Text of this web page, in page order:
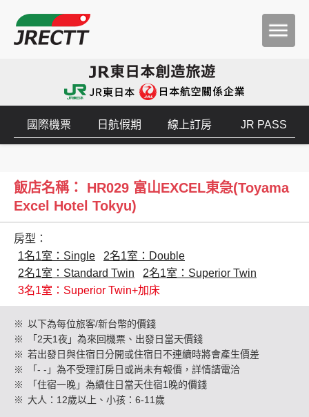
創造旅遊
國際機票 日航假期 線上訂房 JR PASS
飯店名稱： HR029 富山EXCEL東急(Toyama
Excel Hotel Tokyu)
房型：
1名1室：Single
2名1室：Double
2名1室：Standard Twin
2名1室：Superior Twin
3名1室：Superior Twin+加床
※ 以下為每位旅客/新台幣的價錢
※
「2天1夜」為來回機票、出發日當天價錢
※ 若出發日與住宿日分開或住宿日不連續時將會產生價差
※
「- -」為不受理訂房日或尚未有報價，詳情請電洽
※
「住宿一晚」為續住日當天住宿1晚的價錢
※ 大人：12歲以上、小孩：6-11歲